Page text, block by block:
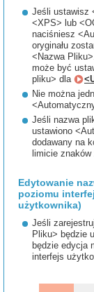
Jeśli ustawisz
<XPS> lub
naciśniesz
oryginału
<Nazwa
może być
pliku> dla
Nie można
Jeśli nazwa
ustawiono
dodawany na
limicie
Edytowanie
poziomu
użytkownika)
Jeśli
Pliku> będzie
będzie edycja
interfejs